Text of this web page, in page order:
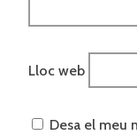
Lloc web
Desa el meu